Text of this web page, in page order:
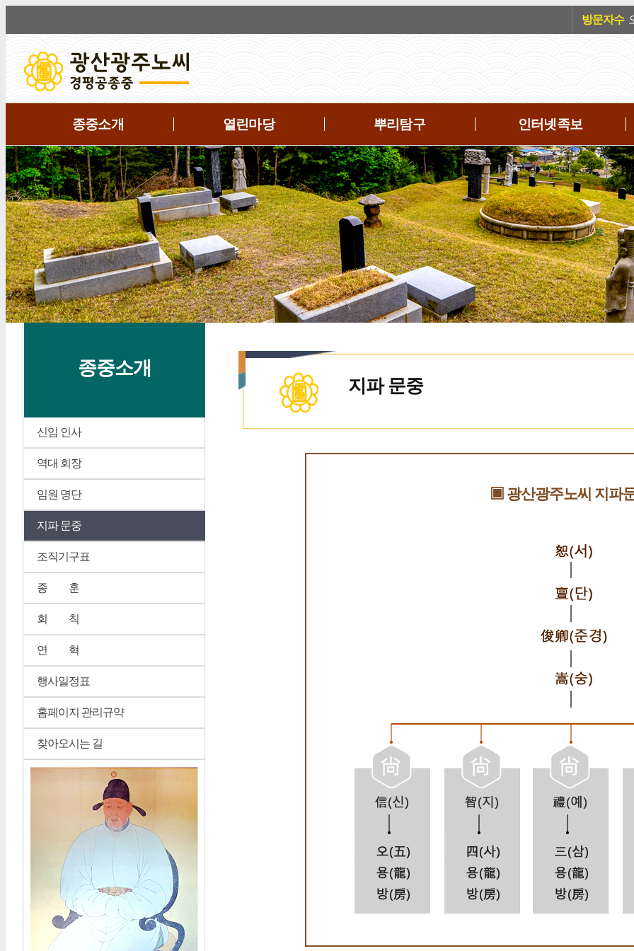
방문자수
종중소개 열린마당 뿌리탐구 인터넷족보
전
체
메
뉴
보
기
종중소개
신임 인사
역대 회장
임원 명단
지파 문중
조직기구표
종 훈
회 칙
연 혁
행사일정표
홈페이지 관리규약
찾아오시는 길
지파 문중
▣ 광산광주노씨 지파